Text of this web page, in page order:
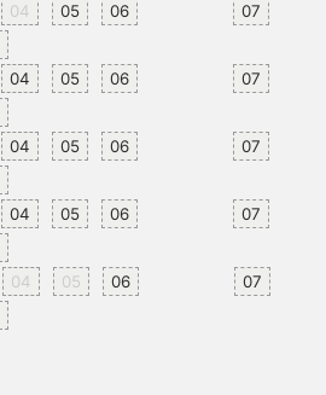
04 05 06
07
04 05 06
07
04 05 06
07
04 05 06
07
04 05 06
07